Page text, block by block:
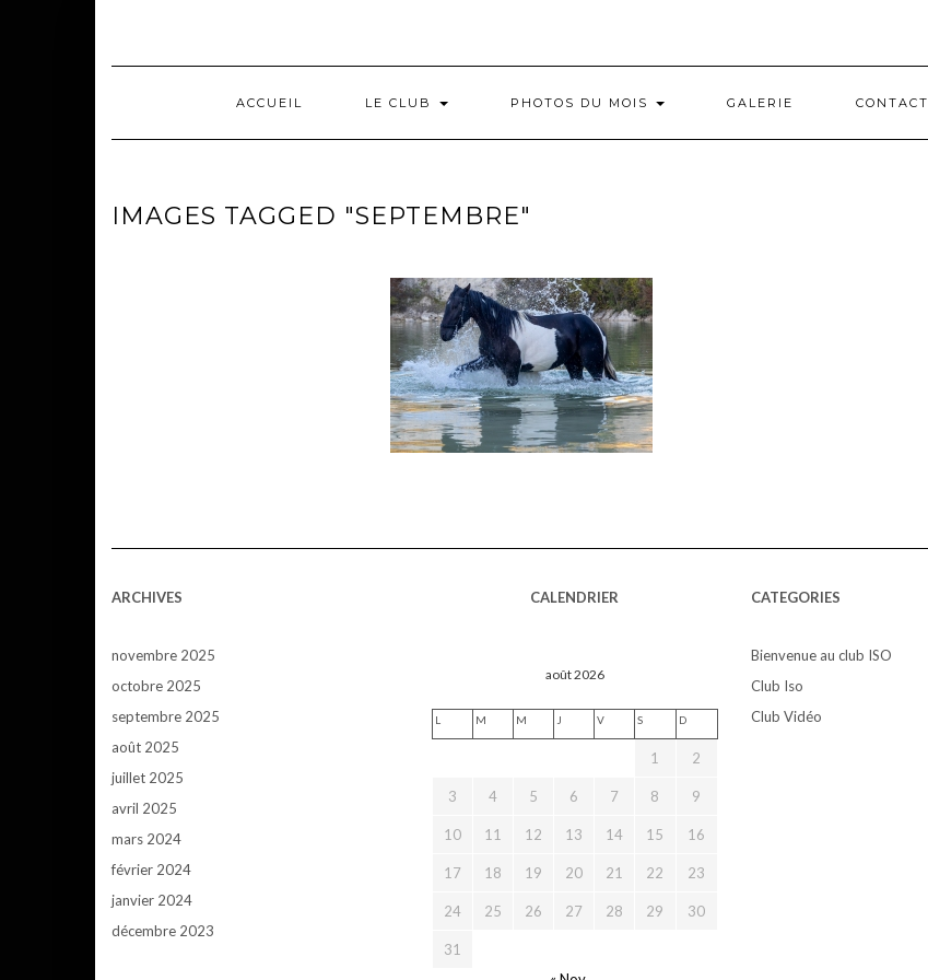
ACCUEIL LE CLUB PHOTOS DU MOIS GALERIE CONTACT
IMAGES TAGGED "SEPTEMBRE"
ARCHIVES
novembre 2025
octobre 2025
septembre 2025
août 2025
juillet 2025
avril 2025
mars 2024
février 2024
janvier 2024
décembre 2023
CALENDRIER
août 2026
L M M J V S D
1 2
3 4 5 6 7 8 9
10 11 12 13 14 15 16
17 18 19 20 21 22 23
24 25 26 27 28 29 30
31
CATEGORIES
Bienvenue au club ISO
Club Iso
Club Vidéo